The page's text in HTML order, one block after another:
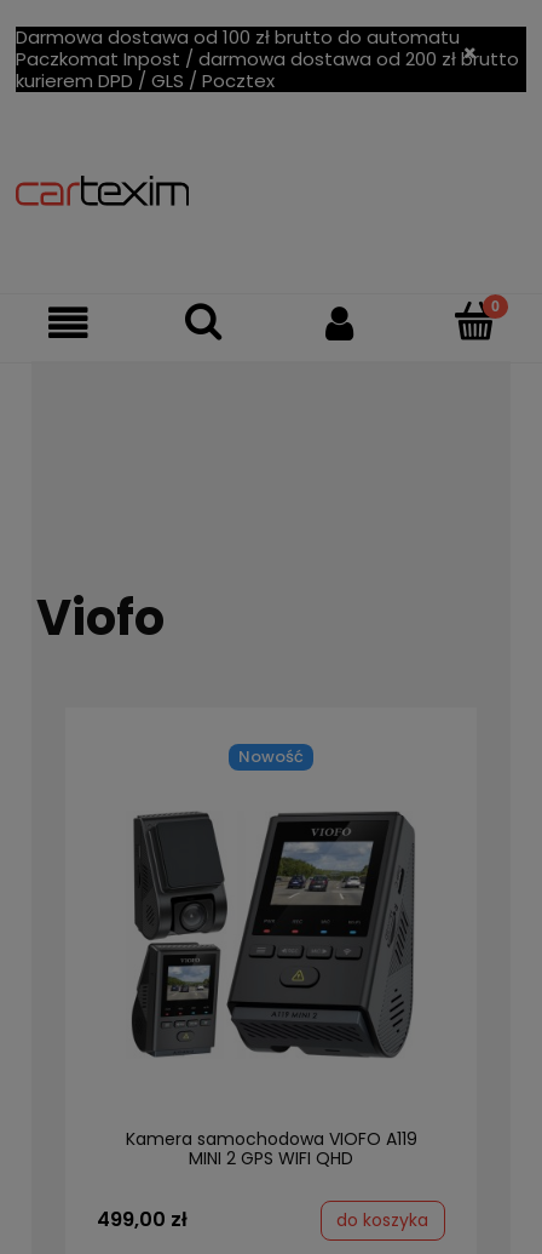
Darmowa dostawa od 100 zł brutto do automatu
Paczkomat Inpost / darmowa dostawa od 200 zł brutto
kurierem DPD / GLS / Pocztex
Viofo
Kamera samochodowa VIOFO A119
MINI 2 GPS WIFI QHD
499,00 zł do koszyka
Nowość